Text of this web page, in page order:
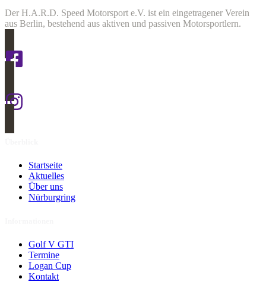
Der H.A.R.D. Speed Motorsport e.V. ist ein eingetragener Verein
aus Berlin, bestehend aus aktiven und passiven Motorsportlern.
Startseite
Aktuelles
Über uns
Nürburgring
Golf V GTI
Termine
Logan Cup
Kontakt